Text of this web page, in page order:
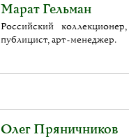
Марат Гельман
Российский
публицист, арт-менеджер.
Олег Пряничников